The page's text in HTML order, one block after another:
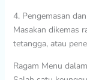
4. Pengemasan
Masakan dikemas
tetangga, atau
Ragam Menu